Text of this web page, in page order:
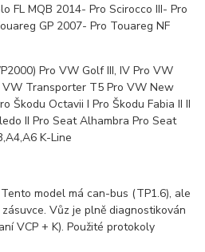
FL MQB 2014- Pro Scirocco III- Pro
GP 2007- Pro Touareg NF
Pro VW Golf III, IV Pro VW
VW Transporter T5 Pro VW New
Škodu Octavii I Pro Škodu Fabia II II
II Pro Seat Alhambra Pro Seat
K-Line
model má can-bus (TP1.6), ale
Vůz je plně diagnostikován
VCP + K). Použité protokoly